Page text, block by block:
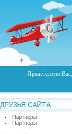
Приветствую Вас,
ДРУЗЬЯ САЙТА
Партнеры
Партнеры